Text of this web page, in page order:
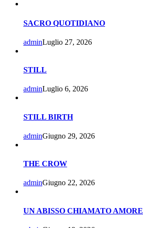
SACRO QUOTIDIANO
adminLuglio 27, 2026
STILL
adminLuglio 6, 2026
STILL BIRTH
adminGiugno 29, 2026
THE CROW
adminGiugno 22, 2026
UN ABISSO CHIAMATO AMORE